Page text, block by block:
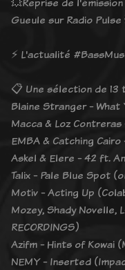
Gueule sur Radio Pulse
⚡️ L'actualité
📋 Une sélection de 13
Blaine Stranger - What
Macca & Loz
EMBA & Catching
Askel & Elere - 42 ft.
Talix - Pale Blue Spot
Motiv - Acting Up
Mozey, Shady Novelle,
RECORDINGS)
Azifm - Hints of Kowai
NEMY - Inserted